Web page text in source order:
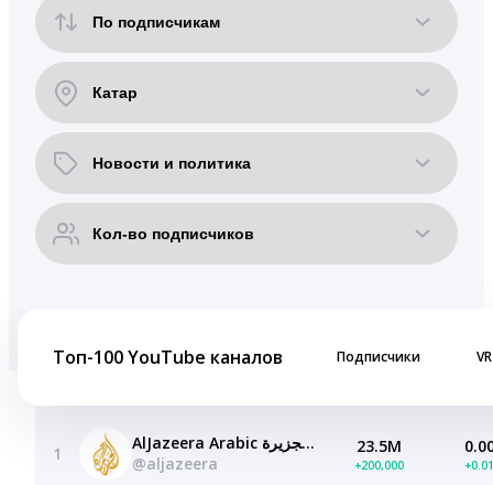
Топ-100 YouTube каналов Подписчики VR
1
AlJazeera Arabic قناة الجزيرة
@aljazeera
23.5M
+200,000